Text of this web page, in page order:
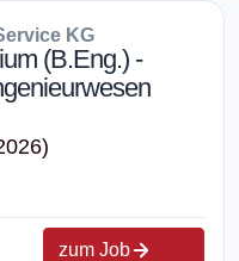
KG
(B.Eng.) -
zum Job